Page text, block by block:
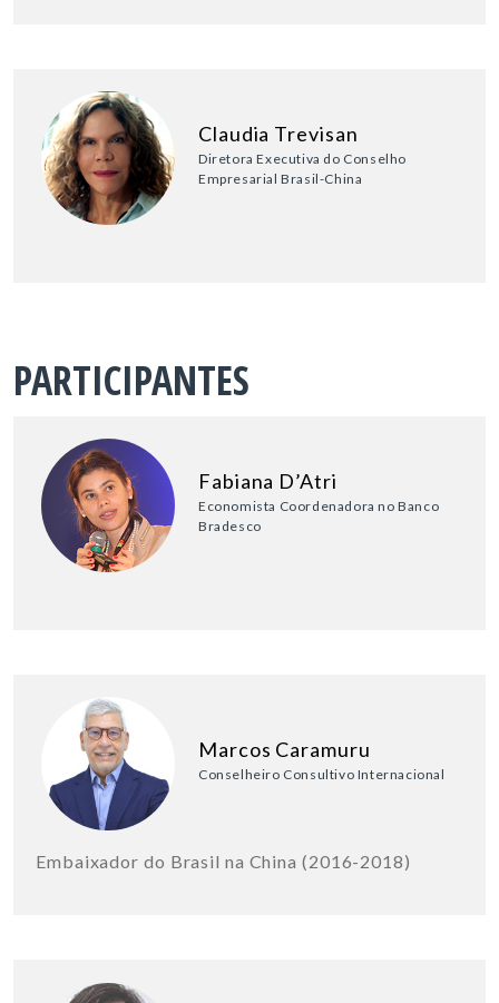
Claudia Trevisan
Diretora Executiva do Conselho
Empresarial Brasil-China
PARTICIPANTES
Fabiana D’Atri
Economista Coordenadora no Banco
Bradesco
Marcos Caramuru
Conselheiro Consultivo Internacional
Embaixador do Brasil na China (2016-2018)